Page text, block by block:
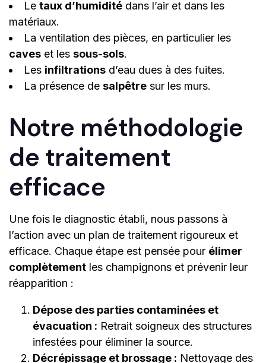
Le taux d’humidité dans l’air et dans les
matériaux.
La ventilation des pièces, en particulier les
caves et les sous-sols.
Les infiltrations d’eau dues à des fuites.
La présence de salpêtre sur les murs.
Notre méthodologie
de traitement
efficace
Une fois le diagnostic établi, nous passons à
l’action avec un plan de traitement rigoureux et
efficace. Chaque étape est pensée pour élimer
complètement les champignons et prévenir leur
réapparition :
Dépose des parties contaminées et
évacuation : Retrait soigneux des structures
infestées pour éliminer la source.
Décrépissage et brossage : Nettoyage des